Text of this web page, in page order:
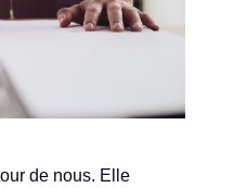
de nous. Elle